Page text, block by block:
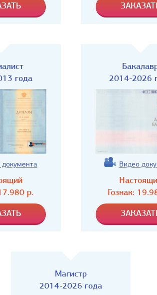
года
р.
2014-2026
Видео
Гознак:
Магистр
2014-2026 года